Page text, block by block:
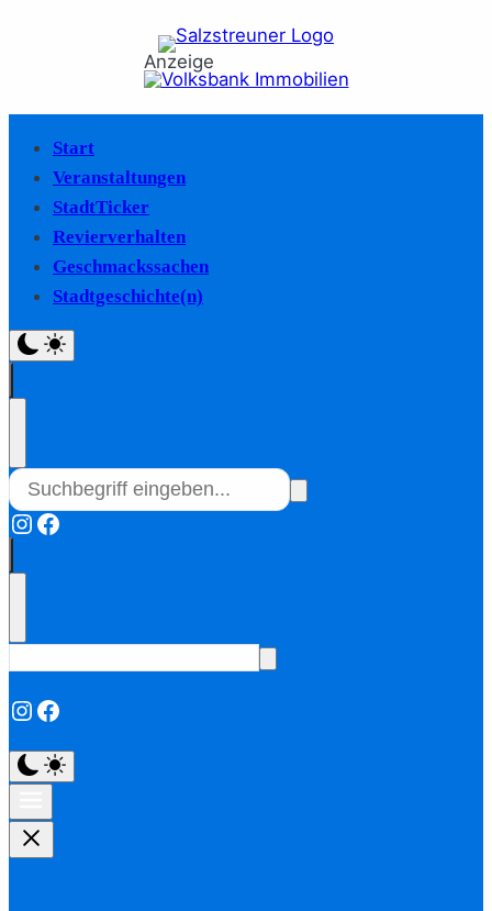
Anzeige
Start
Veranstaltungen
StadtTicker
Revierverhalten
Geschmackssachen
Stadtgeschichte(n)
Instagram
Facebook
Instagram
Facebook